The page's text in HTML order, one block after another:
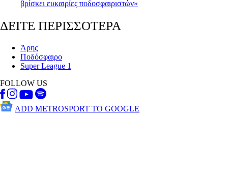
βρίσκει ευκαιρίες ποδοσφαιριστών»
ΔΕΙΤΕ ΠΕΡΙΣΣΟΤΕΡΑ
Άρης
Ποδόσφαιρο
Super League 1
FOLLOW US
ADD METROSPORT TO GOOGLE